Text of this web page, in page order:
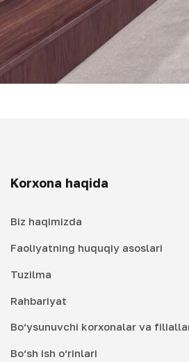
Korxona haqida
Biz haqimizda
Faoliyatning huquqiy asoslari
Tuzilma
Rahbariyat
Bo‘ysunuvchi korxonalar va
Bo‘sh ish o‘rinlari